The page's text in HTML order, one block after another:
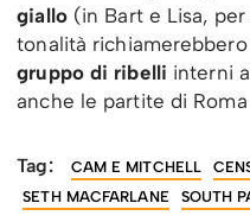
giallo(in Bart e Lisa, per
tonalità
gruppo di ribelli interni
anche le partite di
Tag: CAM E MITCHELL
SETH MACFARLANE
SOUTH